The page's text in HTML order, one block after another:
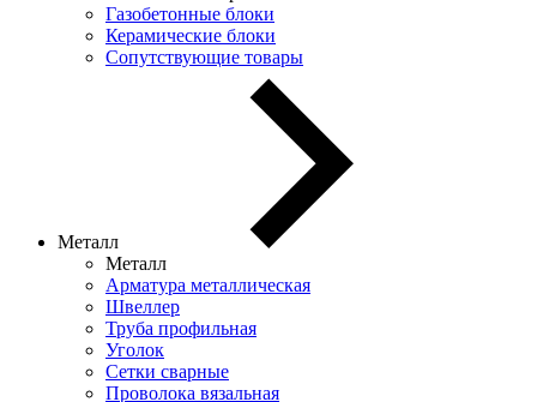
Газобетонные блоки
Керамические блоки
Сопутствующие товары
Металл
Металл
Арматура металлическая
Швеллер
Труба профильная
Уголок
Сетки сварные
Проволока вязальная